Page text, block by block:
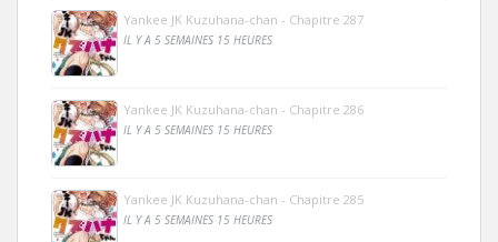
Yankee JK Kuzuhana-chan - Chapitre 287
IL Y A 5 SEMAINES 15 HEURES
Yankee JK Kuzuhana-chan - Chapitre 286
IL Y A 5 SEMAINES 15 HEURES
Yankee JK Kuzuhana-chan - Chapitre 285
IL Y A 5 SEMAINES 15 HEURES